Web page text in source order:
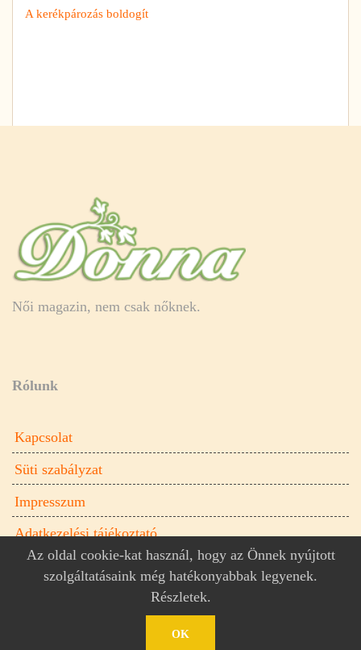
A kerékpározás boldogít
Női magazin, nem csak nőknek.
Rólunk
Kapcsolat
Süti szabályzat
Impresszum
Adatkezelési tájékoztató
Donna.hu női magazin © 2026
Az oldal cookie-kat használ, hogy az Önnek nyújtott
szolgáltatásaink még hatékonyabbak legyenek.
Részletek.
OK